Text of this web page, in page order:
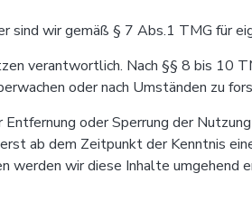
sind wir gemäß § 7 Abs.1 TMG für
verantwortlich. Nach §§ 8 bis 10
oder nach Umständen zu
oder Sperrung der
ab dem Zeitpunkt der Kenntnis
werden wir diese Inhalte umgehend